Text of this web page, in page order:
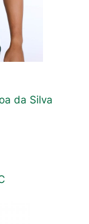
da Silva